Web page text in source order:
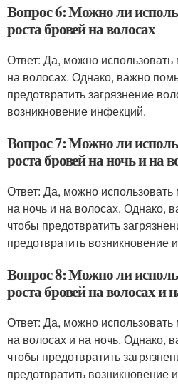
Вопрос 6: Можно ли
роста бровей на волосах
Ответ: Да, можно
на волосах. Однако, важно
предотвратить загрязнение
возникновение инфекций.
Вопрос 7: Можно ли
роста бровей на ночь и на
Ответ: Да, можно
на ночь и на волосах. Однако,
чтобы предотвратить
предотвратить возникновение
Вопрос 8: Можно ли
роста бровей на волосах и
Ответ: Да, можно
на волосах и на ночь. Однако,
чтобы предотвратить
предотвратить возникновение